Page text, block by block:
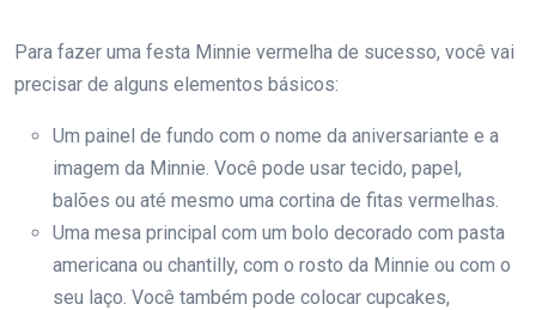
Para fazer uma festa Minnie vermelha de sucesso, você vai
precisar de alguns elementos básicos:
Um painel de fundo com o nome da aniversariante e a
imagem da Minnie. Você pode usar tecido, papel,
balões ou até mesmo uma cortina de fitas vermelhas.
Uma mesa principal com um bolo decorado com pasta
americana ou chantilly, com o rosto da Minnie ou com o
seu laço. Você também pode colocar cupcakes,